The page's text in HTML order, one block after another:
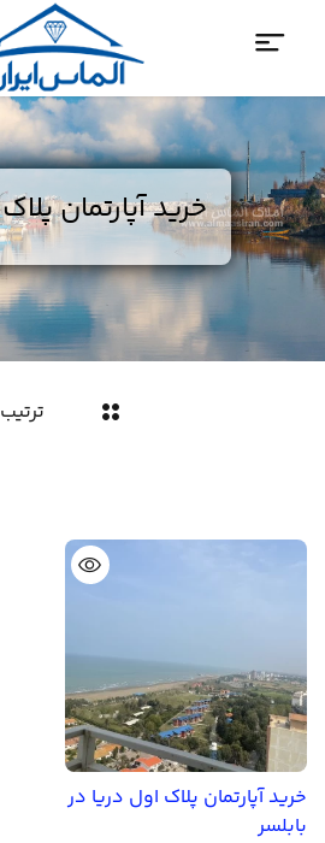
خرید آپارتمان
خرید آپارتمان پلاک اول دریا در
بابلسر